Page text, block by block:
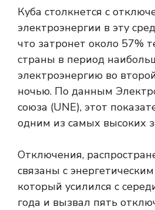
Куба столкнется с
электроэнергии в эту
что затронет около 57%
страны в период
электроэнергию во
ночью. По данным
союза (UNE), этот
одним из самых высоких
Отключения,
связаны с
который усилился с
года и вызвал пять